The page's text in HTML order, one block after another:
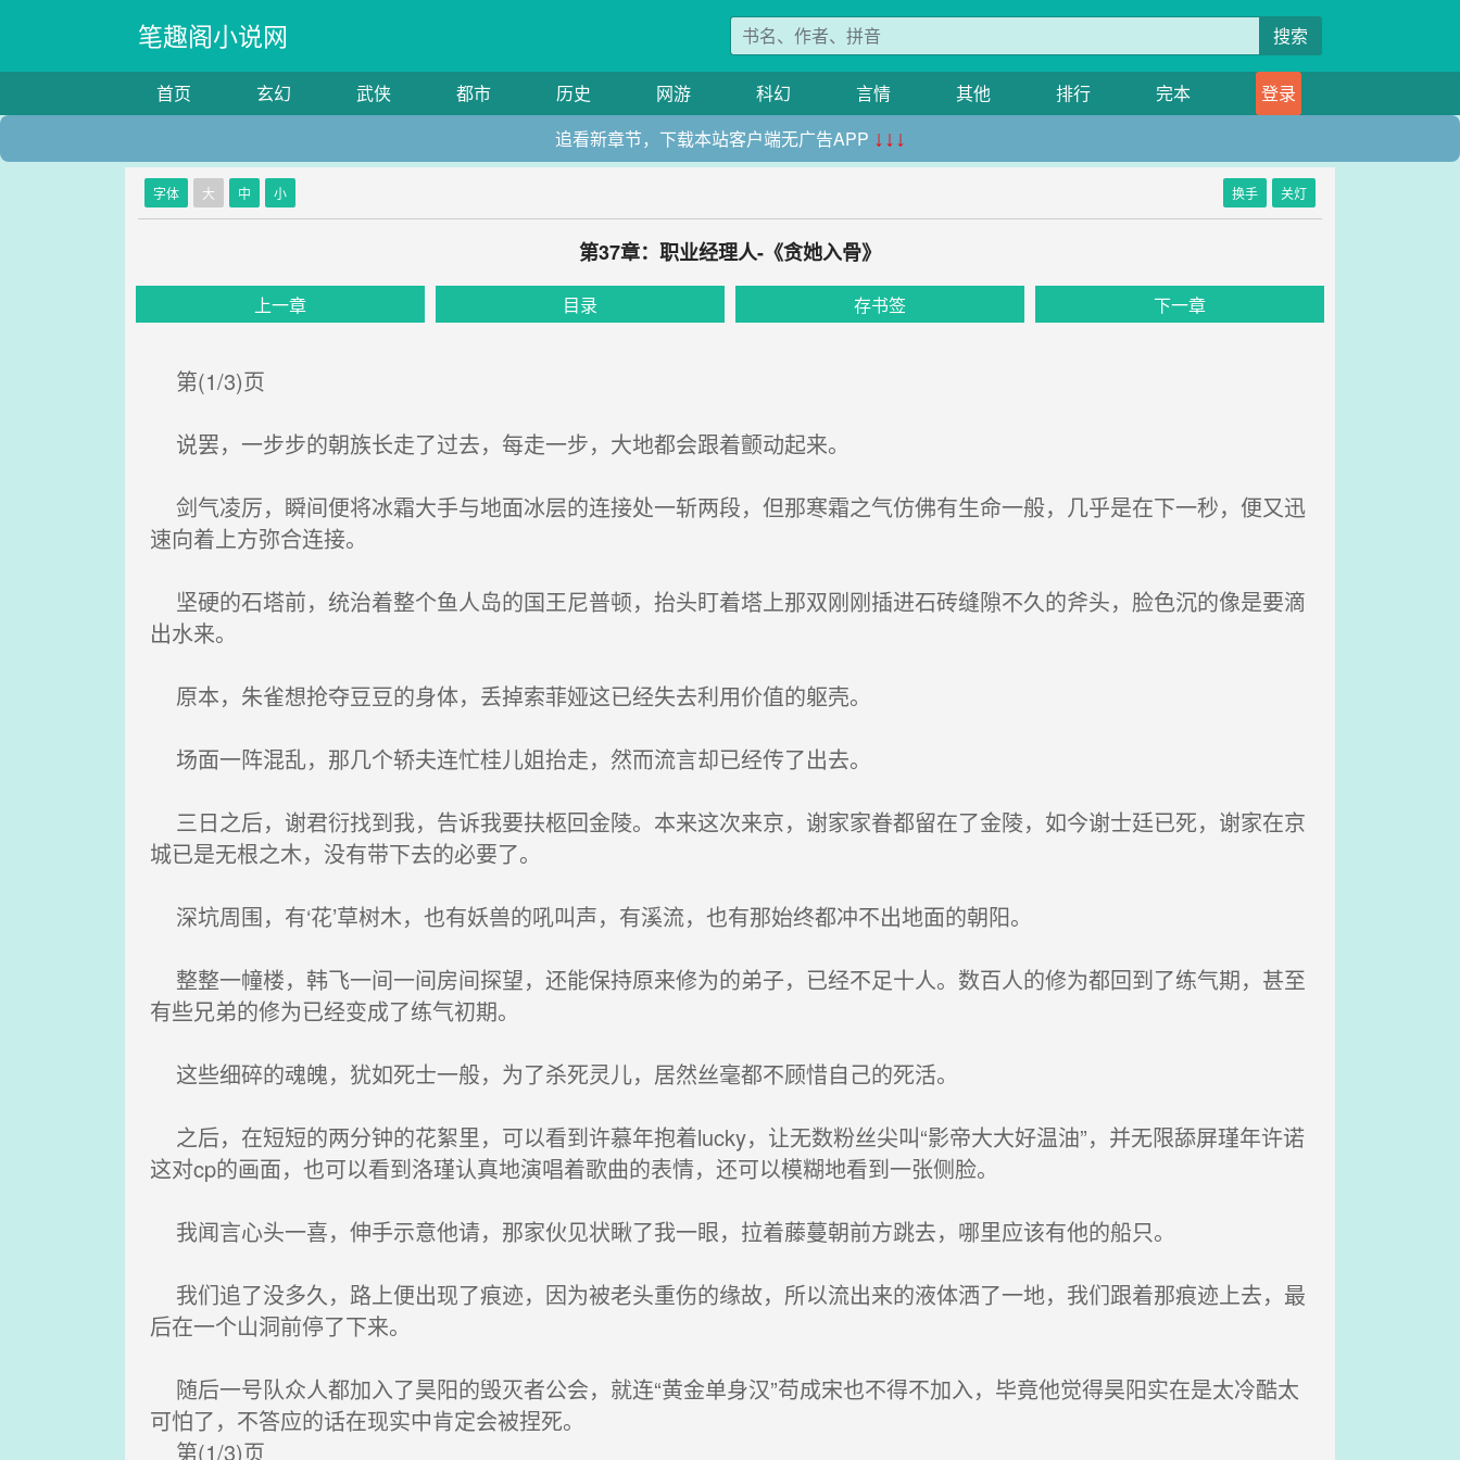
笔趣阁小说网 搜索
首页 玄幻 武侠 都市 历史 网游 科幻 言情 其他 排行 完本
登录
追看新章节，下载本站客户端无广告APP ↓↓↓
字体 大 中 小 换手 关灯
第37章：职业经理人-《贪她入骨》
上一章 目录 存书签 下一章
第(1/3)页
说罢，一步步的朝族长走了过去，每走一步，大地都会跟着颤动起来。
剑气凌厉，瞬间便将冰霜大手与地面冰层的连接处一斩两段，但那寒霜之气仿佛有生命一般，几乎是在下一秒，便又迅
速向着上方弥合连接。
坚硬的石塔前，统治着整个鱼人岛的国王尼普顿，抬头盯着塔上那双刚刚插进石砖缝隙不久的斧头，脸色沉的像是要滴
出水来。
原本，朱雀想抢夺豆豆的身体，丢掉索菲娅这已经失去利用价值的躯壳。
场面一阵混乱，那几个轿夫连忙桂儿姐抬走，然而流言却已经传了出去。
三日之后，谢君衍找到我，告诉我要扶柩回金陵。本来这次来京，谢家家眷都留在了金陵，如今谢士廷已死，谢家在京
城已是无根之木，没有带下去的必要了。
深坑周围，有‘花’草树木，也有妖兽的吼叫声，有溪流，也有那始终都冲不出地面的朝阳。
整整一幢楼，韩飞一间一间房间探望，还能保持原来修为的弟子，已经不足十人。数百人的修为都回到了练气期，甚至
有些兄弟的修为已经变成了练气初期。
这些细碎的魂魄，犹如死士一般，为了杀死灵儿，居然丝毫都不顾惜自己的死活。
之后，在短短的两分钟的花絮里，可以看到许慕年抱着lucky，让无数粉丝尖叫“影帝大大好温油”，并无限舔屏瑾年许诺
这对cp的画面，也可以看到洛瑾认真地演唱着歌曲的表情，还可以模糊地看到一张侧脸。
我闻言心头一喜，伸手示意他请，那家伙见状瞅了我一眼，拉着藤蔓朝前方跳去，哪里应该有他的船只。
我们追了没多久，路上便出现了痕迹，因为被老头重伤的缘故，所以流出来的液体洒了一地，我们跟着那痕迹上去，最
后在一个山洞前停了下来。
随后一号队众人都加入了昊阳的毁灭者公会，就连“黄金单身汉”苟成宋也不得不加入，毕竟他觉得昊阳实在是太冷酷太
可怕了，不答应的话在现实中肯定会被捏死。
第(1/3)页